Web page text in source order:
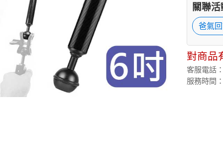
關聯
爸氣
對商品
客服電話
服務時間